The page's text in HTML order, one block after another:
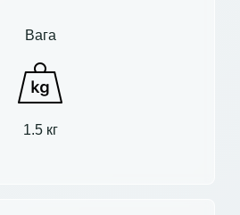
Вага
1.5 кг